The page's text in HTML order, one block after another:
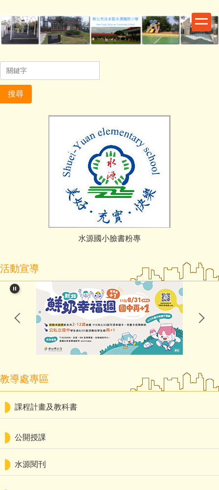
到
主
要
容
區
搜尋
水源國小臉書粉專
活動宣導
教導處專區
課程計畫及教科書
公開授課
水源閱刊